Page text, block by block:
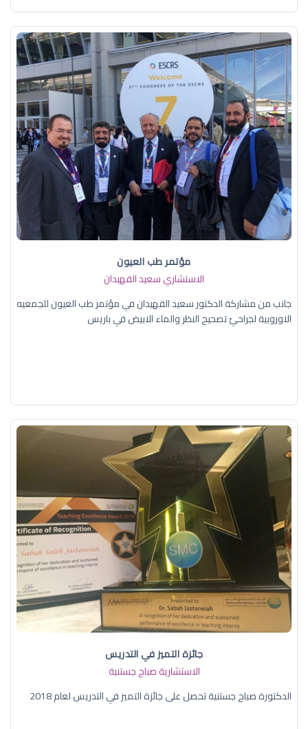
مؤتمر طب العيون
الاستشاري سعيد القهيدان
جانب من مشاركة الدكتور سعيد القهيدان في مؤتمر طب العيون للجمعيه
الاوروبية لجراحيّ تصحيح النظر والماء الابيض في باريس
جائزة التميز في التدريس
الاستشارية صباح جستنية
الدكتورة صباح جستنية تحصل على جائزة التميز في التدريس لعام 2018